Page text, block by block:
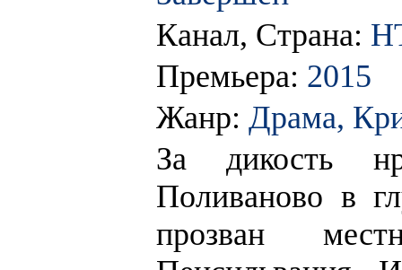
Канал, Страна:
Премьера: 2015
Жанр: Драма,
За дикость
Поливаново в
прозван